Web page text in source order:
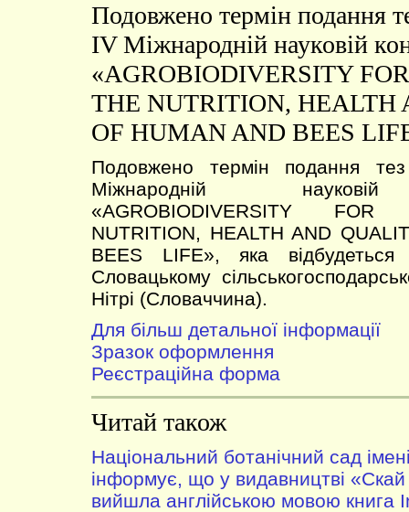
Подовжено термін подання
IV Міжнародній науковій
«AGROBIODIVERSITY
THE NUTRITION, HEALTH
OF HUMAN AND BEES
Подовжено термін подання
Міжнародній
«AGROBIODIVERSITY
NUTRITION, HEALTH AND
BEES LIFE», яка
Словацькому
Нітрі (Словаччина).
Для більш детальної інформації
Зразок оформлення
Реєстраційна форма
Читай також
Національний ботанічний сад
інформує, що у видавництві
вийшла англійською мовою книга